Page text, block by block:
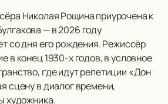
Николая Рощина приурочена к
— в 2026 году
со дня его рождения. Режиссёр
в конец 1930-х годов, в условное
где идут репетиции «Дон
сцену в диалог времени,
художника.